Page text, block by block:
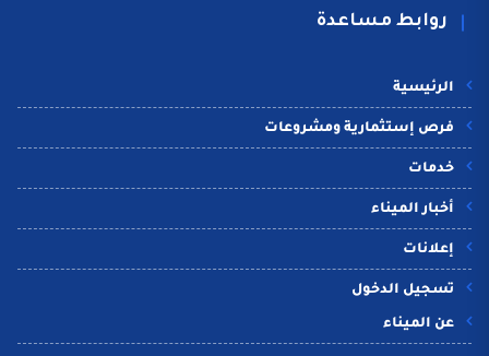
روابط مساعدة
الرئيسية
فرص إستثمارية ومشروعات
خدمات
أخبار الميناء
إعلانات
تسجيل الدخول
عن الميناء